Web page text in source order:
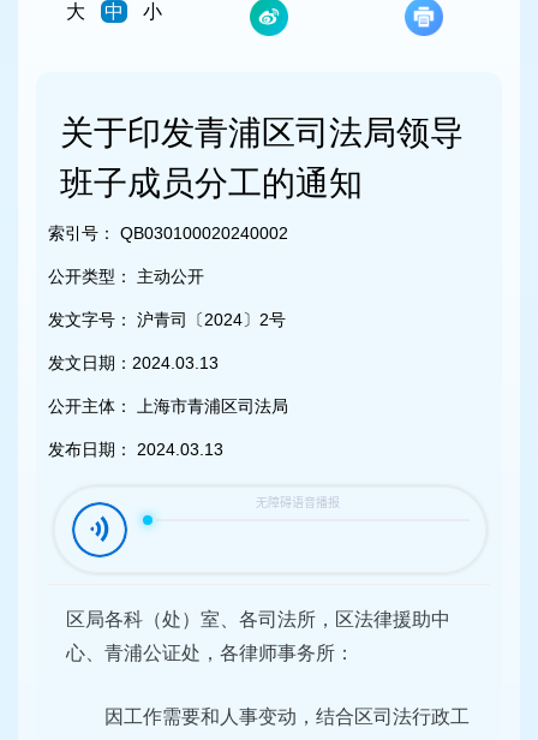
大
中 小
关于印发青浦区司法局领导
班子成员分工的通知
索引号： QB030100020240002
公开类型： 主动公开
发文字号： 沪青司〔2024〕2号
发文日期： 2024.03.13
公开主体： 上海市青浦区司法局
发布日期： 2024.03.13
区局各科（处）室、各司法所，区法律援助中
心、青浦公证处，各律师事务所：
因工作需要和人事变动，结合区司法行政工